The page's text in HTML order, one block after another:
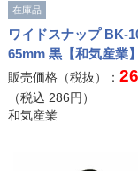
在庫品
ワイドスナップ BK-
65mm 黒【和気産業】
販売価格（税抜）：
（税込 286円）
和気産業